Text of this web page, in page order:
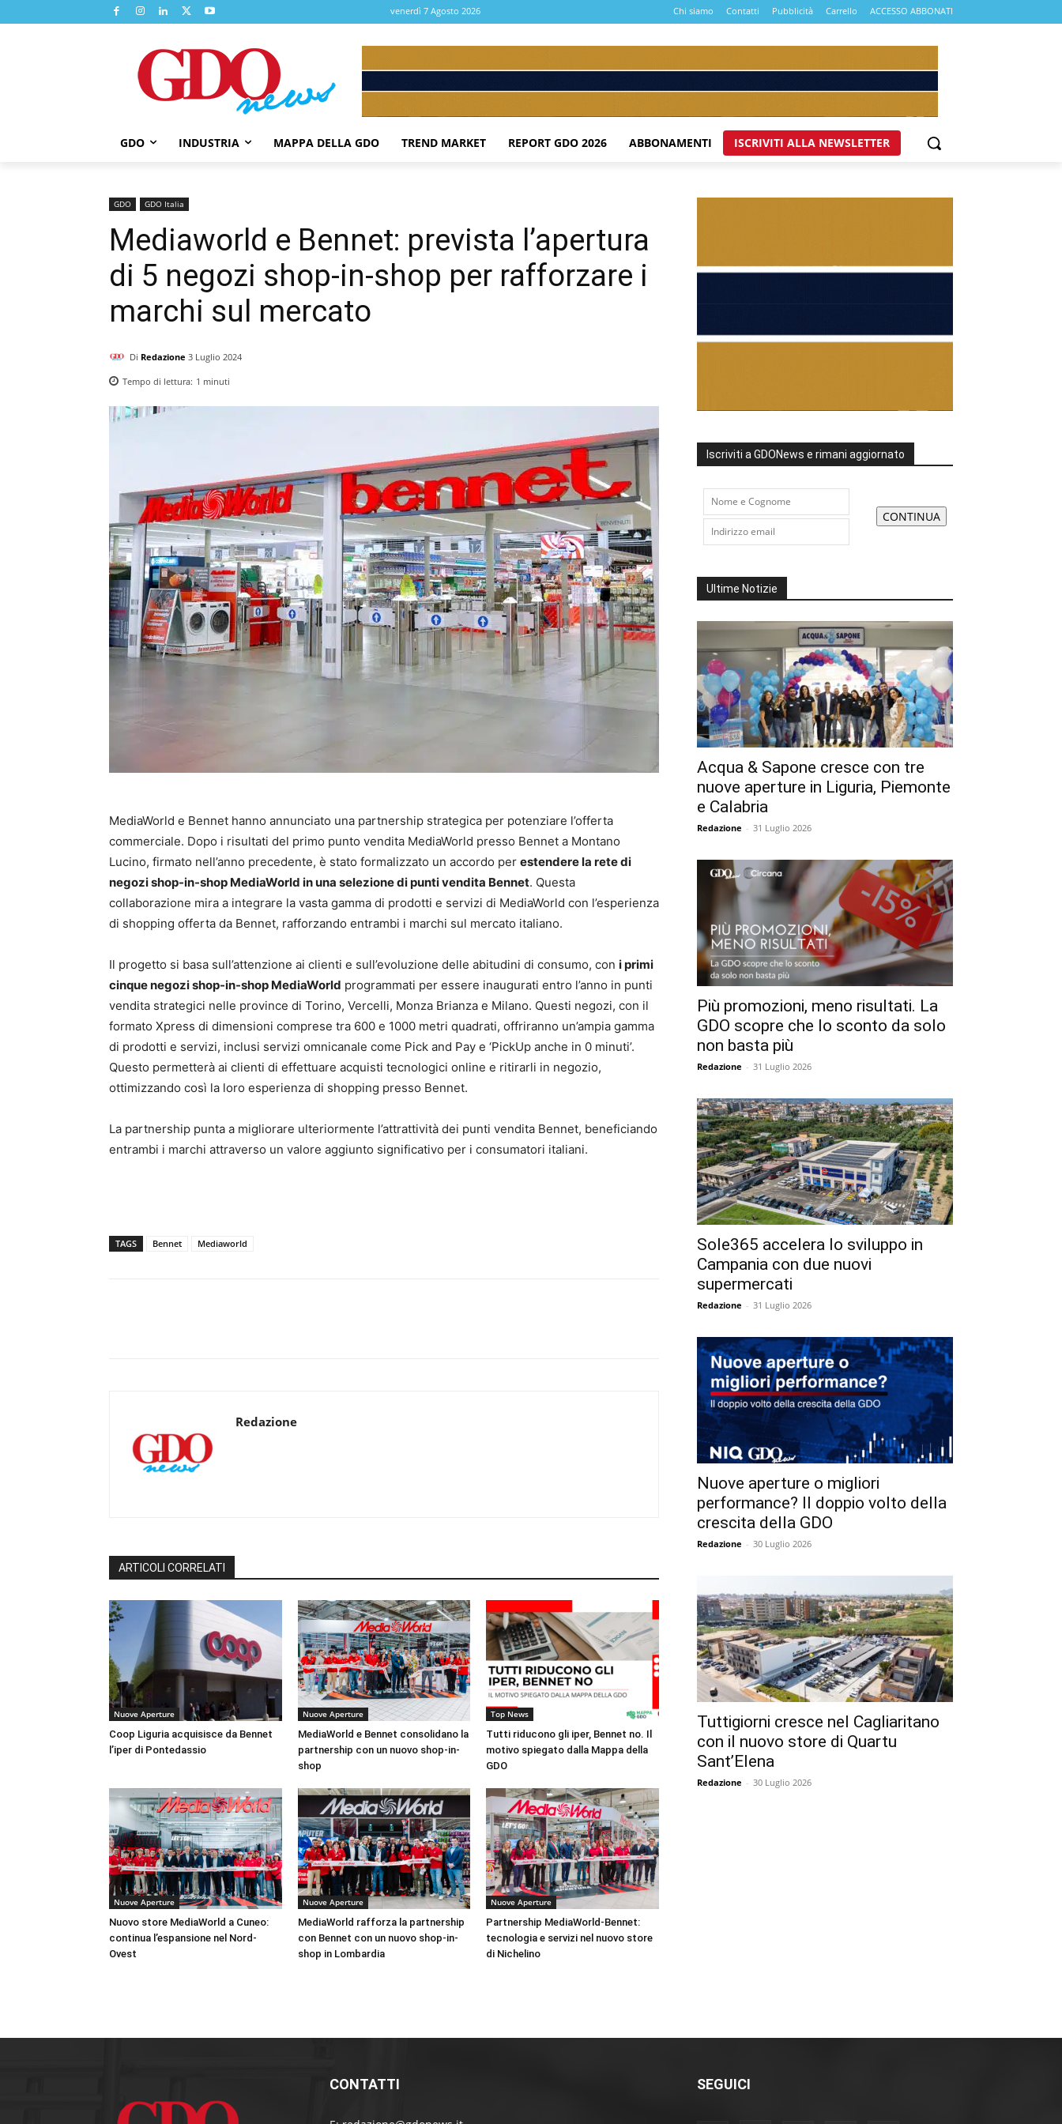
venerdì 7 Agosto 2026 Chi siamo Contatti Pubblicità Carrello ACCESSO ABBONATI
GDO INDUSTRIA MAPPA DELLA GDO TREND MARKET REPORT GDO 2026 ABBONAMENTI ISCRIVITI ALLA NEWSLETTER
GDO GDO Italia
Mediaworld e Bennet: prevista l’apertura
di 5 negozi shop-in-shop per rafforzare i
marchi sul mercato
Di Redazione 3 Luglio 2024
Tempo di lettura: 1 minuti
MediaWorld e Bennet hanno annunciato una partnership strategica per potenziare l’offerta
commerciale. Dopo i risultati del primo punto vendita MediaWorld presso Bennet a Montano
Lucino, firmato nell’anno precedente, è stato formalizzato un accordo per estendere la rete di
negozi shop-in-shop MediaWorld in una selezione di punti vendita Bennet. Questa
collaborazione mira a integrare la vasta gamma di prodotti e servizi di MediaWorld con l’esperienza
di shopping offerta da Bennet, rafforzando entrambi i marchi sul mercato italiano.
Il progetto si basa sull’attenzione ai clienti e sull’evoluzione delle abitudini di consumo, con i primi
cinque negozi shop-in-shop MediaWorld programmati per essere inaugurati entro l’anno in punti
vendita strategici nelle province di Torino, Vercelli, Monza Brianza e Milano. Questi negozi, con il
formato Xpress di dimensioni comprese tra 600 e 1000 metri quadrati, offriranno un’ampia gamma
di prodotti e servizi, inclusi servizi omnicanale come Pick and Pay e ‘PickUp anche in 0 minuti’.
Questo permetterà ai clienti di effettuare acquisti tecnologici online e ritirarli in negozio,
ottimizzando così la loro esperienza di shopping presso Bennet.
La partnership punta a migliorare ulteriormente l’attrattività dei punti vendita Bennet, beneficiando
entrambi i marchi attraverso un valore aggiunto significativo per i consumatori italiani.
TAGS Bennet Mediaworld
Redazione
ARTICOLI CORRELATI
Nuove Aperture
Coop Liguria acquisisce da Bennet
l’iper di Pontedassio
Nuove Aperture
MediaWorld e Bennet consolidano la
partnership con un nuovo shop-in-
shop
Top News
Tutti riducono gli iper, Bennet no. Il
motivo spiegato dalla Mappa della
GDO
Nuove Aperture
Nuovo store MediaWorld a Cuneo:
continua l’espansione nel Nord-
Ovest
Nuove Aperture
MediaWorld rafforza la partnership
con Bennet con un nuovo shop-in-
shop in Lombardia
Nuove Aperture
Partnership MediaWorld-Bennet:
tecnologia e servizi nel nuovo store
di Nichelino
Iscriviti a GDONews e rimani aggiornato
Ultime Notizie
Acqua & Sapone cresce con tre
nuove aperture in Liguria, Piemonte
e Calabria
Redazione - 31 Luglio 2026
Più promozioni, meno risultati. La
GDO scopre che lo sconto da solo
non basta più
Redazione - 31 Luglio 2026
Sole365 accelera lo sviluppo in
Campania con due nuovi
supermercati
Redazione - 31 Luglio 2026
Nuove aperture o migliori
performance? Il doppio volto della
crescita della GDO
Redazione - 30 Luglio 2026
Tuttigiorni cresce nel Cagliaritano
con il nuovo store di Quartu
Sant’Elena
Redazione - 30 Luglio 2026
CONTATTI SEGUICI